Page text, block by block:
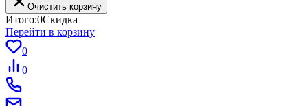
Очистить корзину
Итого:0Скидка
Перейти в корзину
0
0